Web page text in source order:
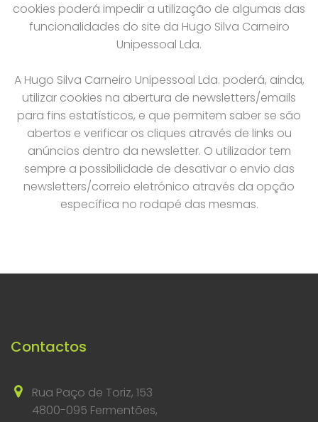
cookies poderá impedir a utilização de algumas das
funcionalidades do site da Hugo Silva Carneiro
Unipessoal Lda.
A Hugo Silva Carneiro Unipessoal Lda. poderá, ainda,
utilizar cookies na abertura de newsletters/emails
para fins estatísticos, e que permitem saber se são
abertos e verificar os cliques através de links ou
anúncios dentro da newsletter. O utilizador tem
sempre a possibilidade de desativar o envio das
newsletters/correio eletrónico através da opção
específica no rodapé das mesmas.
Contactos
Rua Paço de Toriz, 153
4800-095 Fermentões,